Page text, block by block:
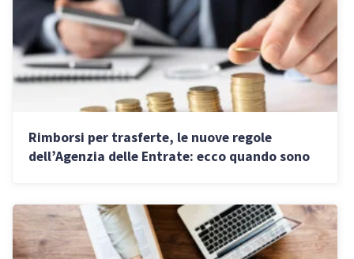
Rimborsi per trasferte, le nuove regole
dell’Agenzia delle Entrate: ecco quando sono